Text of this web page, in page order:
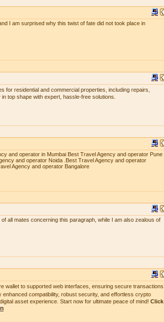
I am surprised why this twist of fate did not took place in
for residential and commercial properties, including repairs,
top shape with expert, hassle-free solutions.
and operator in Mumbai Best Travel Agency and operator Pune
and operator Noida .Best Travel Agency and operator
Agency and operator Bangalore
all mates concerning this paragraph, while I am also zealous of
wallet to supported web interfaces, ensuring secure transactions.
enhanced compatibility, robust security, and effortless crypto
asset experience. Start now for ultimate peace of mind! Click